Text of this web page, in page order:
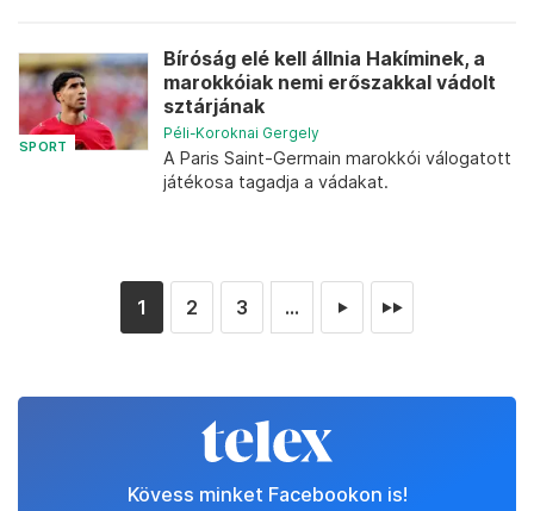
SPORT
Bíróság elé kell állnia Hakíminek, a
marokkóiak nemi erőszakkal vádolt
sztárjának
Péli-Koroknai Gergely
A Paris Saint-Germain marokkói válogatott
játékosa tagadja a vádakat.
1 2 3 ... ► ►►
Kövess minket Facebookon is!